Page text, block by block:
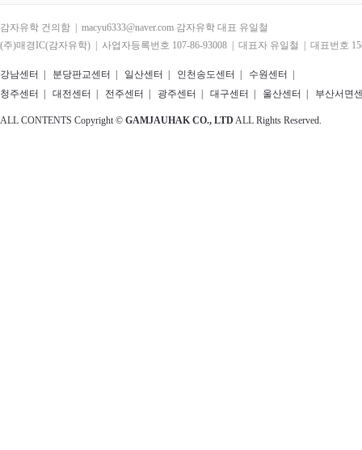
감자유학 건의함 | macyu6333@naver.com 감자유학 대표 유일철
(주)매경IC(감자유학) | 사업자등록번호 107-86-93008 | 대표자 유일철 | 대표번호
강남센터 분당판교센터 일산센터 인천송도센터 수원센터
청주센터
대전센터 전주센터 광주센터 대구센터 울산센터 부산서면
ALL CONTENTS Copyright © GAMJAUHAK CO., LTD ALL Rights Reserved.